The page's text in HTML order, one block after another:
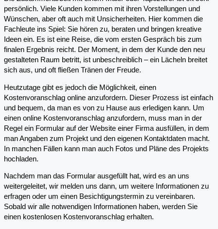
persönlich. Viele Kunden kommen mit ihren Vorstellungen und
Wünschen, aber oft auch mit Unsicherheiten. Hier kommen die
Fachleute ins Spiel: Sie hören zu, beraten und bringen kreative
Ideen ein. Es ist eine Reise, die vom ersten Gespräch bis zum
finalen Ergebnis reicht. Der Moment, in dem der Kunde den neu
gestalteten Raum betritt, ist unbeschreiblich – ein Lächeln breitet
sich aus, und oft fließen Tränen der Freude.
Heutzutage gibt es jedoch die Möglichkeit, einen
Kostenvoranschlag online anzufordern. Dieser Prozess ist einfach
und bequem, da man es von zu Hause aus erledigen kann. Um
einen online Kostenvoranschlag anzufordern, muss man in der
Regel ein Formular auf der Website einer Firma ausfüllen, in dem
man Angaben zum Projekt und den eigenen Kontaktdaten macht.
In manchen Fällen kann man auch Fotos und Pläne des Projekts
hochladen.
Nachdem man das Formular ausgefüllt hat, wird es an uns
weitergeleitet, wir melden uns dann, um weitere Informationen zu
erfragen oder um einen Besichtigungstermin zu vereinbaren.
Sobald wir alle notwendigen Informationen haben, werden Sie
einen kostenlosen Kostenvoranschlag erhalten.